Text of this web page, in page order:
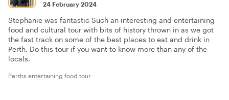
24 February 2024
Stephanie was fantastic Such an interesting and entertaining
food and cultural tour with bits of history thrown in as we got
the fast track on some of the best places to eat and drink in
Perth. Do this tour if you want to know more than any of the
locals.
Perths entertaining food tour